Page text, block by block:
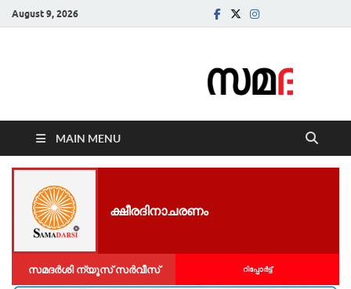
August 9, 2026
MAIN MENU
ക്ഷീരദിനാചരണം
സമദർശി ന്യൂസ് സർവീസ് റിപ്പോര്‍ട്ട്